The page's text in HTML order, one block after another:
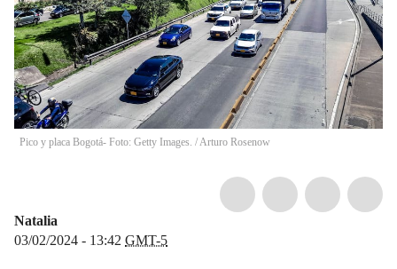
Pico y placa Bogotá- Foto: Getty Images. /Arturo Rosenow
Natalia
03/02/2024 - 13:42 GMT-5